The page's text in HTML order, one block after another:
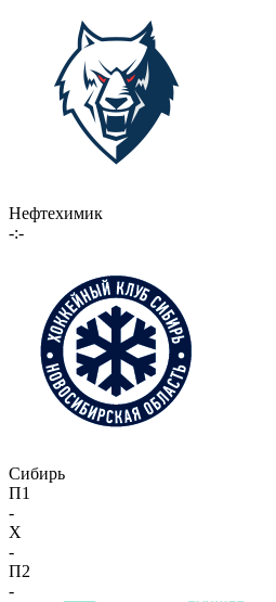
Нефтехимик
-:-
Сибирь
П1
-
X
-
П2
-